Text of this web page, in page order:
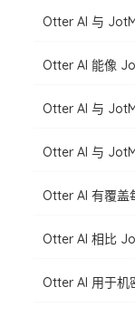
Otter AI 与
Otter AI 能像
Otter AI 与
Otter AI 与
Otter AI 有覆盖
Otter AI 相比
Otter AI 用于机